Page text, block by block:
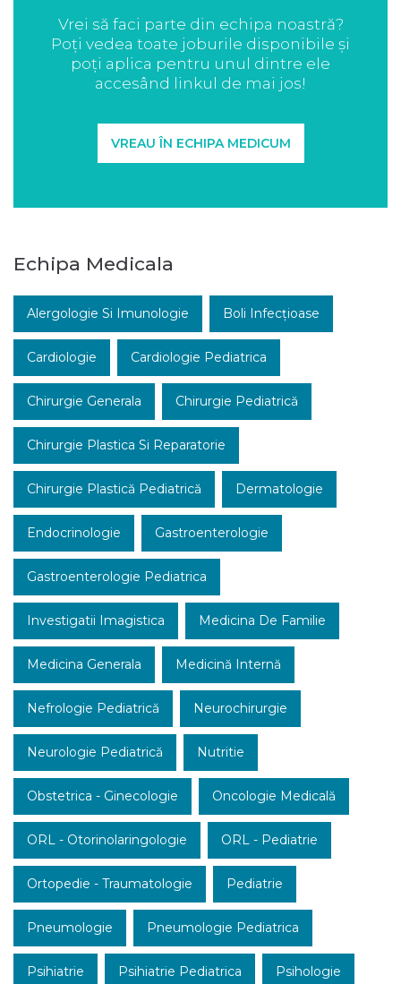
Vrei să faci parte din echipa noastră?
Poți vedea toate joburile disponibile și
poți aplica pentru unul dintre ele
accesând linkul de mai jos!
VREAU ÎN ECHIPA MEDICUM
Echipa Medicala
Alergologie Si Imunologie Boli Infecțioase
Cardiologie Cardiologie Pediatrica
Chirurgie Generala Chirurgie Pediatrică
Chirurgie Plastica Si Reparatorie
Chirurgie Plastică Pediatrică Dermatologie
Endocrinologie Gastroenterologie
Gastroenterologie Pediatrica
Investigatii Imagistica Medicina De Familie
Medicina Generala Medicină Internă
Nefrologie Pediatrică Neurochirurgie
Neurologie Pediatrică Nutritie
Obstetrica - Ginecologie Oncologie Medicală
ORL - Otorinolaringologie ORL - Pediatrie
Ortopedie - Traumatologie Pediatrie
Pneumologie Pneumologie Pediatrica
Psihiatrie Psihiatrie Pediatrica Psihologie